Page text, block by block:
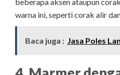
warna ini, seperti corak alir
Baca juga : Jasa Poles